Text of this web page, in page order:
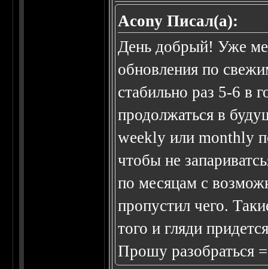
Acony Писал(а):
День добрый! Уже
обновления по
стабильно раз 5-6 в
продолжаться в
weekly или monthly
чтобы не
по месяцам с
пропустил чего.
того и гляди
Прошу разобраться